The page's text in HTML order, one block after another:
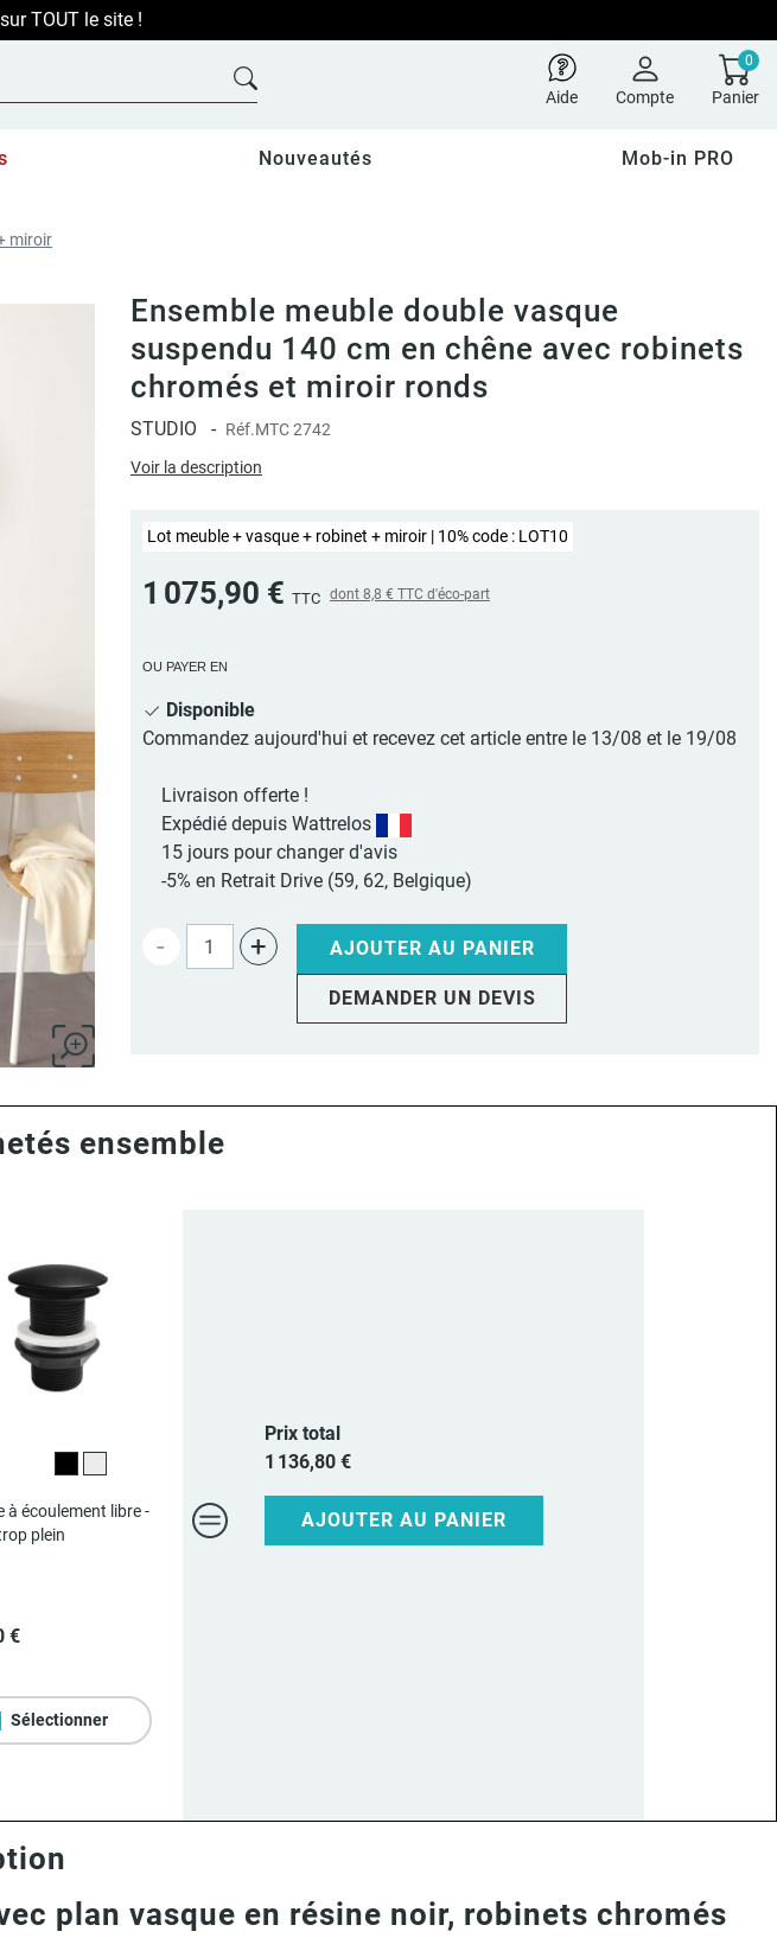
TOUT le site !
Aide Compte
0
Panier
Nouveautés Mob-in PRO
miroir
Ensemble meuble double vasque
suspendu 140 cm en chêne avec robinets
chromés et miroir ronds
STUDIO - Réf.MTC 2742
Voir la description
Lot meuble + vasque + robinet + miroir | 10% code : LOT10
1 075,90 € TTC dont 8,8 € TTC d'éco-part
OU PAYER EN
Disponible
Commandez aujourd'hui et recevez cet article entre le 13/08 et le 19/08
Livraison offerte !
Expédié depuis Wattrelos
15 jours pour changer d'avis
-5% en Retrait Drive (59, 62, Belgique)
- + AJOUTER AU PANIER
DEMANDER UN DEVIS
ensemble
NoirChromé
à écoulement libre -
plein
€
Sélectionner
Prix total
1 136,80 €
AJOUTER AU PANIER
plan vasque en résine noir, robinets chromés